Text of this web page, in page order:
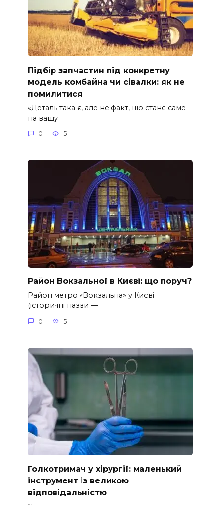
Підбір запчастин під конкретну
модель комбайна чи сівалки: як не
помилитися
«Деталь така є, але не факт, що стане саме
на вашу
0 5
Район Вокзальної в Києві: що поруч?
Район метро «Вокзальна» у Києві
(історичні назви —
0 5
Голкотримач у хірургії: маленький
інструмент із великою
відповідальністю